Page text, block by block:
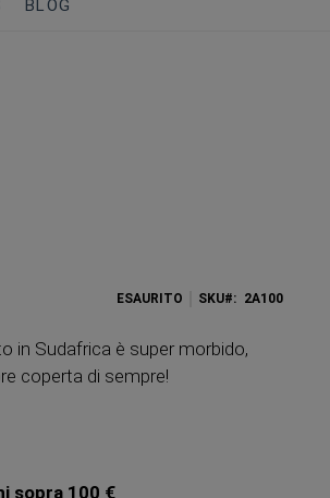
BLOG
ESAURITO SKU 2A100
in Sudafrica è super morbido,
coperta di sempre!
sopra 100 €